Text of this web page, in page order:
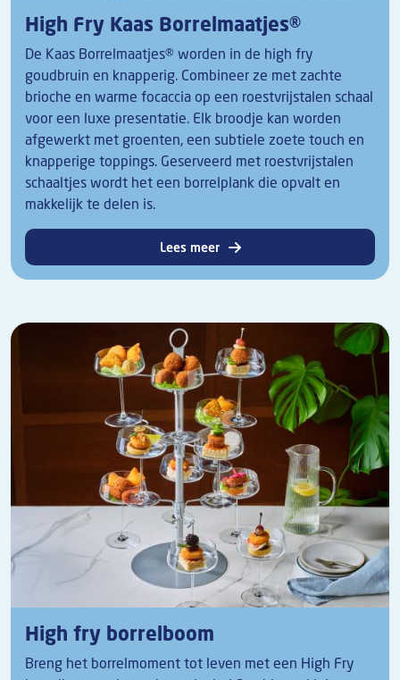
High Fry Kaas Borrelmaatjes®
De Kaas Borrelmaatjes® worden in de high fry
goudbruin en knapperig. Combineer ze met zachte
brioche en warme focaccia op een roestvrijstalen schaal
voor een luxe presentatie. Elk broodje kan worden
afgewerkt met groenten, een subtiele zoete touch en
knapperige toppings. Geserveerd met roestvrijstalen
schaaltjes wordt het een borrelplank die opvalt en
makkelijk te delen is.
Lees meer
High fry borrelboom
Breng het borrelmoment tot leven met een High Fry